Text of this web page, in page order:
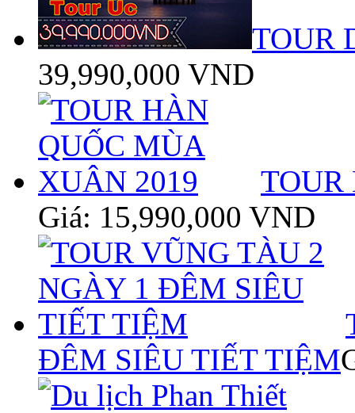
TOUR
39,990,000 VND
TOUR
Giá: 15,990,000 VND
ĐÊM SIÊU TIẾT TIỆM